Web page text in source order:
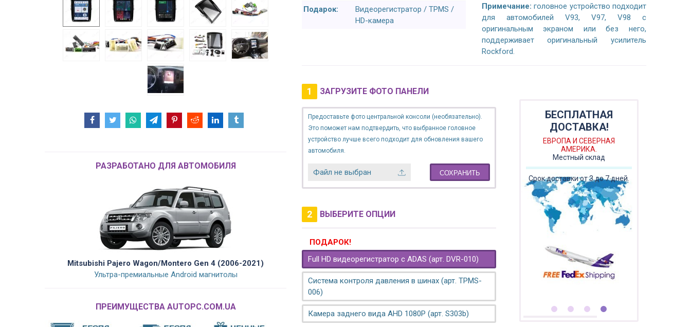
РАЗРАБОТАНО ДЛЯ АВТОМОБИЛЯ
Mitsubishi Pajero Wagon/Montero Gen 4 (2006-2021)
Ультра-премиальные Android магнитолы
ПРЕИМУЩЕСТВА AUTOPC.COM.UA
Подарок:
Видеорегистратор / TPMS /
HD-камера
Примечание: головное устройство подходит
для автомобилей V93, V97, V98 с
оригинальным экраном или без него,
поддерживает оригинальный усилитель
Rockford.
1 ЗАГРУЗИТЕ ФОТО ПАНЕЛИ
Предоставьте фото центральной консоли (необязательно).
Это поможет нам подтвердить, что выбранное головное
устройство лучше всего подходит для обновления вашего
автомобиля.
Файл не выбран СОХРАНИТЬ
2 ВЫБЕРИТЕ ОПЦИИ
ПОДАРОК!
Full HD видеорегистратор с ADAS (арт. DVR-010)
Система контроля давления в шинах (арт. TPMS-
006)
Камера заднего вида AHD 1080P (арт. S303b)
БЕСПЛАТНАЯ
ДОСТАВКА!
ЕВРОПА И СЕВЕРНАЯ
АМЕРИКА.
Местный склад
Срок доставки от 3 до 7 дней.